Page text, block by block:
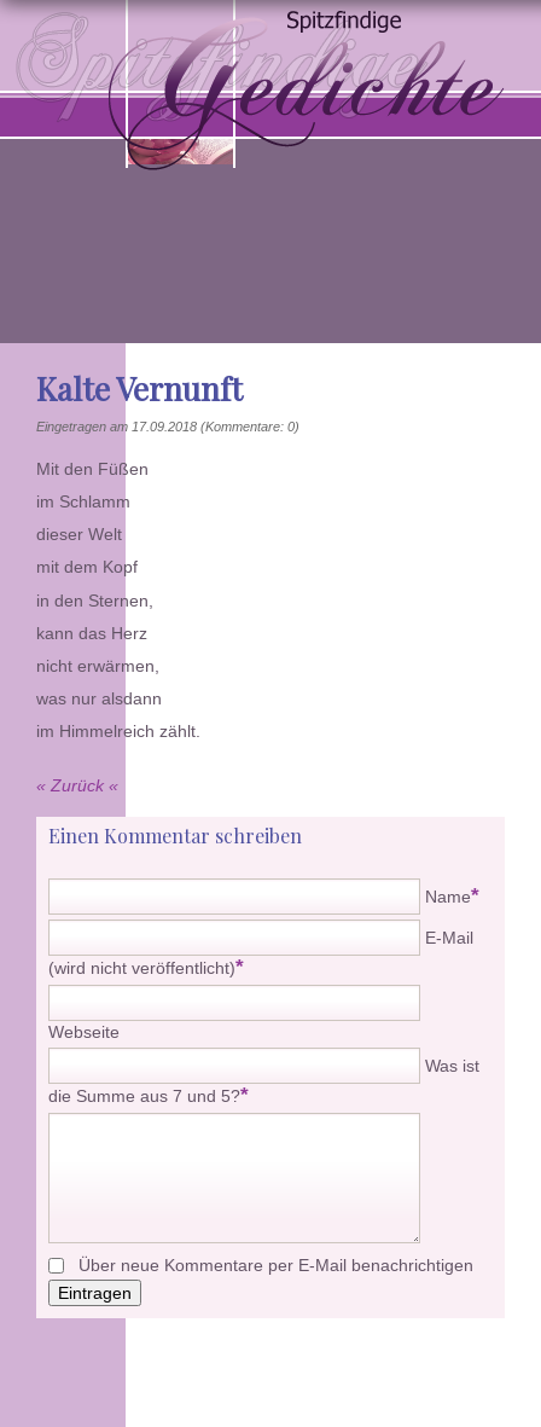
Kalte Vernunft
Eingetragen am 17.09.2018 (Kommentare: 0)
Mit den Füßen
im Schlamm
dieser Welt
mit dem Kopf
in den Sternen,
kann das Herz
nicht erwärmen,
was nur alsdann
im Himmelreich zählt.
« Zurück
Einen Kommentar schreiben
Name*
E-Mail
(wird nicht veröffentlicht)*
Webseite
Was ist
die Summe aus 7 und 5?*
Über neue Kommentare per E-Mail benachrichtigen
Eintragen